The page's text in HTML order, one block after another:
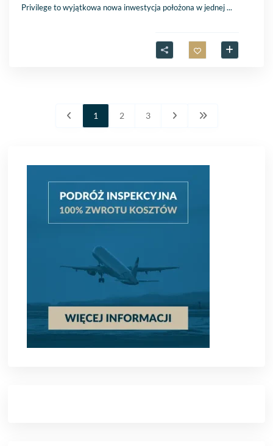
Privilege to wyjątkowa nowa inwestycja położona w jednej...
1 2 3